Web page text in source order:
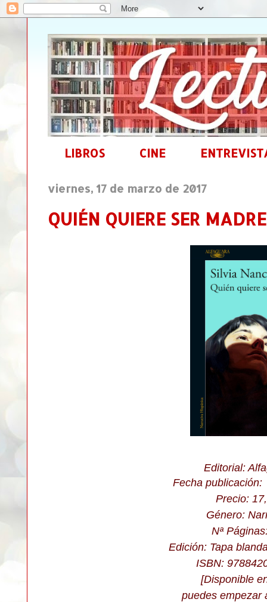
LIBROS CINE
viernes, 17 de marzo de 2017
QUIÉN QUIERE SER
Editorial:
Fecha
Precio:
Género:
Nª
Edición: Tapa
ISBN:
[Disponible
puedes empezar